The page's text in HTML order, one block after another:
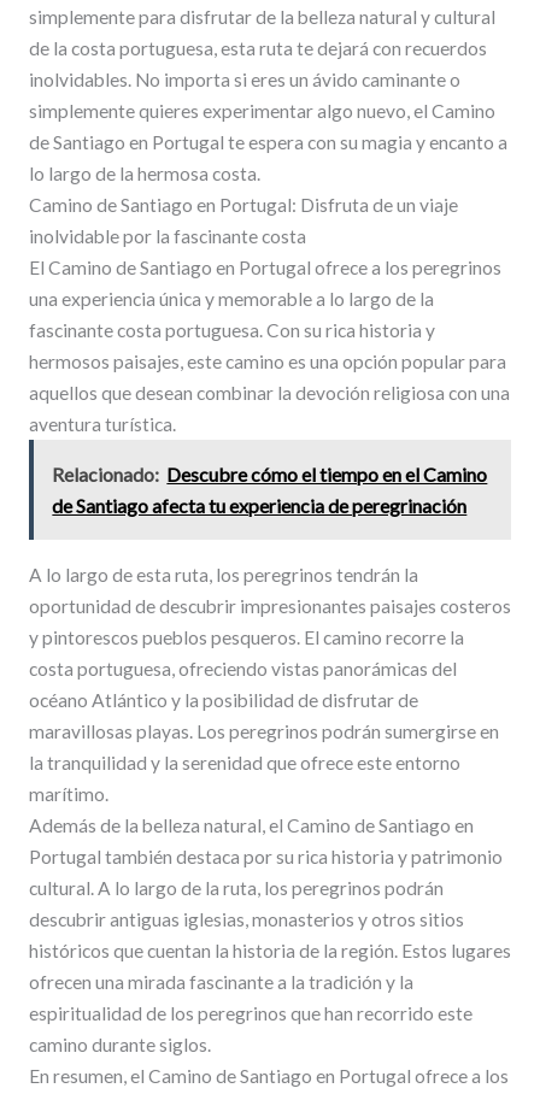
simplemente para disfrutar de la belleza natural y cultural
de la costa portuguesa, esta ruta te dejará con recuerdos
inolvidables. No importa si eres un ávido caminante o
simplemente quieres experimentar algo nuevo, el Camino
de Santiago en Portugal te espera con su magia y encanto a
lo largo de la hermosa costa.
Camino de Santiago en Portugal: Disfruta de un viaje
inolvidable por la fascinante costa
El Camino de Santiago en Portugal ofrece a los peregrinos
una experiencia única y memorable a lo largo de la
fascinante costa portuguesa. Con su rica historia y
hermosos paisajes, este camino es una opción popular para
aquellos que desean combinar la devoción religiosa con una
aventura turística.
Relacionado: Descubre cómo el tiempo en el Camino
de Santiago afecta tu experiencia de peregrinación
A lo largo de esta ruta, los peregrinos tendrán la
oportunidad de descubrir impresionantes paisajes costeros
y pintorescos pueblos pesqueros. El camino recorre la
costa portuguesa, ofreciendo vistas panorámicas del
océano Atlántico y la posibilidad de disfrutar de
maravillosas playas. Los peregrinos podrán sumergirse en
la tranquilidad y la serenidad que ofrece este entorno
marítimo.
Además de la belleza natural, el Camino de Santiago en
Portugal también destaca por su rica historia y patrimonio
cultural. A lo largo de la ruta, los peregrinos podrán
descubrir antiguas iglesias, monasterios y otros sitios
históricos que cuentan la historia de la región. Estos lugares
ofrecen una mirada fascinante a la tradición y la
espiritualidad de los peregrinos que han recorrido este
camino durante siglos.
En resumen, el Camino de Santiago en Portugal ofrece a los